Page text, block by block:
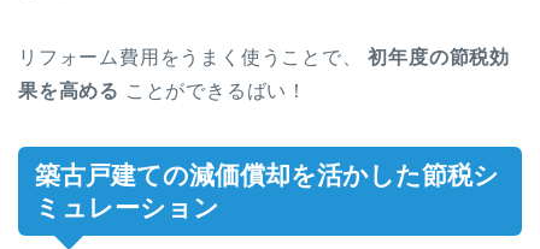
リフォーム費用をうまく使うことで、初年度の節税効
果を高める ことができるばい！
築古戸建ての減価償却を活かした節税シ
ミュレーション